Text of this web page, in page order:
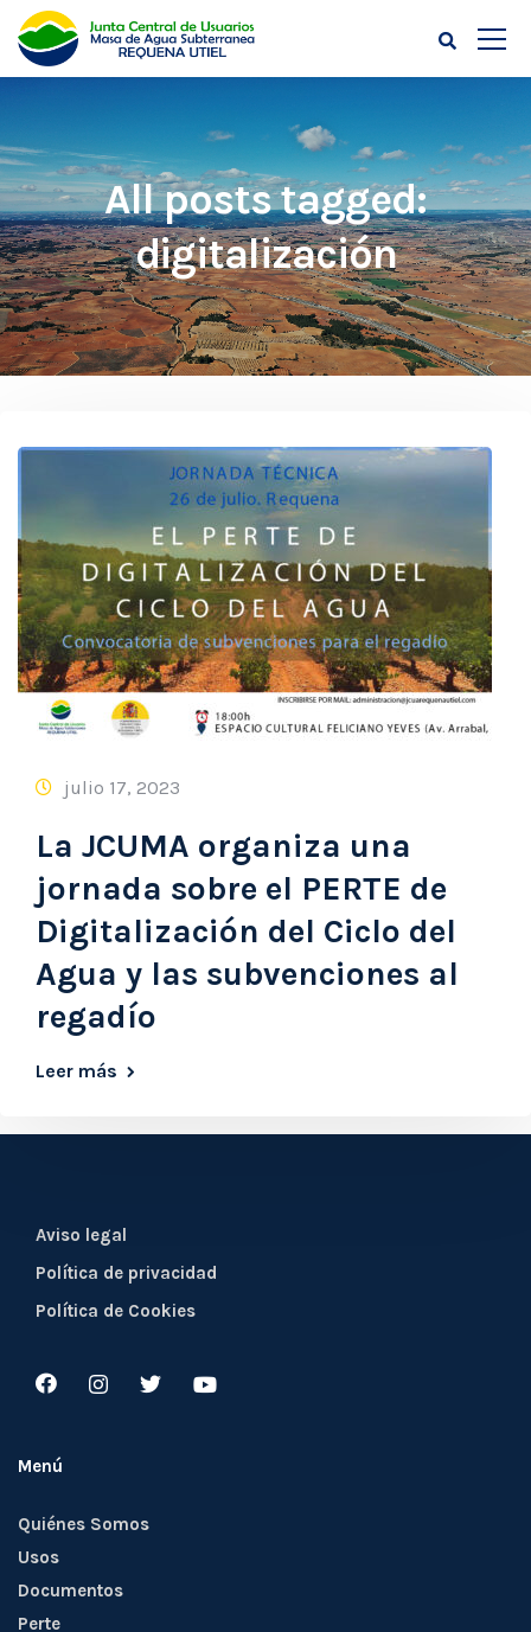
All posts tagged:
digitalización
julio 17, 2023
La JCUMA organiza una
jornada sobre el PERTE de
Digitalización del Ciclo del
Agua y las subvenciones al
regadío
Leer más
Aviso legal
Política de privacidad
Política de Cookies
Menú
Quiénes Somos
Usos
Documentos
Perte